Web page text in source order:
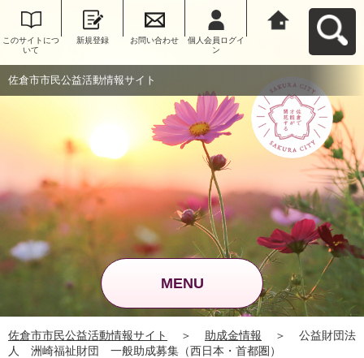
このサイトにつ
いて
新規登録 お問い合わせ
個人会員ログイ
ン
佐倉市市民公益活動情報サイト
MENU
佐倉市市民公益活動情報サイト ＞ 助成金情報 ＞
公益財団法
人 洲崎福祉財団 一般助成募集（西日本・首都圏）